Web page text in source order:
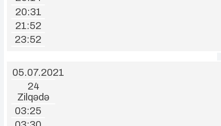
20:31
21:52
23:52
05.07.2021
24
Zilqədə
03:25